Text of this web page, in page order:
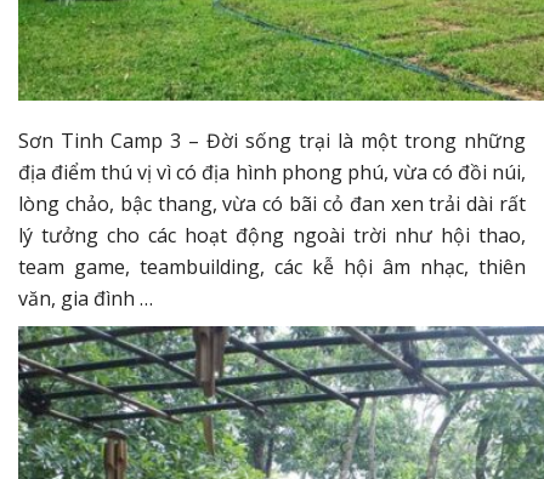
Sơn Tinh Camp 3 – Đời sống trại là một trong những
địa điểm thú vị vì có địa hình phong phú, vừa có đồi núi,
lòng chảo, bậc thang, vừa có bãi cỏ đan xen trải dài rất
lý tưởng cho các hoạt động ngoài trời như hội thao,
team game, teambuilding, các kễ hội âm nhạc, thiên
văn, gia đình …